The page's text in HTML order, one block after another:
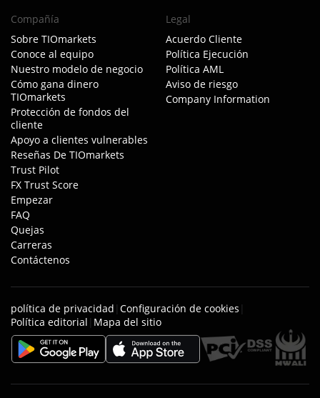
Compañía
Sobre TIOmarkets
Conoce al equipo
Nuestro modelo de negocio
Cómo gana dinero
TIOmarkets
Protección de fondos del
cliente
Apoyo a clientes vulnerables
Reseñas De TIOmarkets
Trust Pilot
FX Trust Score
Empezar
FAQ
Quejas
Carreras
Contáctenos
Legal
Acuerdo Cliente
Política Ejecución
Política AML
Aviso de riesgo
Company Information
política de privacidad | Configuración de cookies |
Política editorial | Mapa del sitio